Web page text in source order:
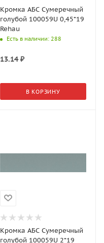
Кромка АБС Сумеречный
голубой 100059U 0,45*19
Rehau
Есть в наличии: 288
13.14₽
В КОРЗИНУ
Кромка АБС Сумеречный
голубой 100059U 2*19